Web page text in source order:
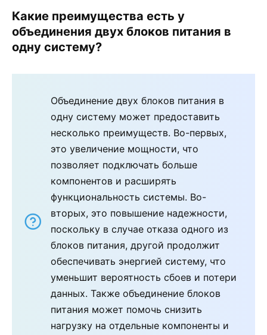
Какие преимущества есть у
объединения двух блоков питания в
одну систему?
Объединение двух блоков питания в
одну систему может предоставить
несколько преимуществ. Во-первых,
это увеличение мощности, что
позволяет подключать больше
компонентов и расширять
функциональность системы. Во-
вторых, это повышение надежности,
поскольку в случае отказа одного из
блоков питания, другой продолжит
обеспечивать энергией систему, что
уменьшит вероятность сбоев и потери
данных. Также объединение блоков
питания может помочь снизить
нагрузку на отдельные компоненты и